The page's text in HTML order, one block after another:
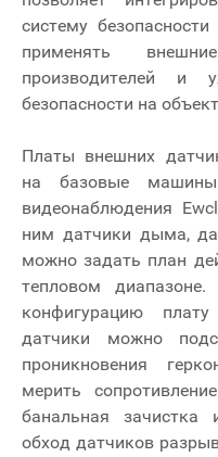
систему
применять
производителей и
безопасности на
Платы внешних
на базовые
видеонаблюдения
ним датчики дыма,
можно задать план
тепловом
конфигурацию
датчики можно
проникновения
мерить
банальная зачистка
обход датчиков